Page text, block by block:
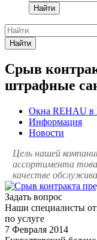
Найти
Найти
Срыв
штрафные
Окна REHAU в
Информация
Новости
Цель нашей
ассортимента
качестве
Задать вопрос
Наши специалисты
по услуге
7 Февраля 2014